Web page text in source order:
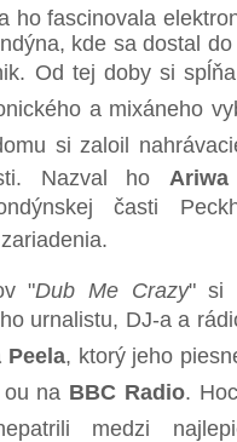
ho fascinovala
kde sa dostal
Od tej doby si
a mixáneho
si zaloil
Nazval ho
časti
"Dub Me Crazy" si
urnalistu, DJ-a a
Peela, ktorý jeho piesne
na BBC Radio.
medzi